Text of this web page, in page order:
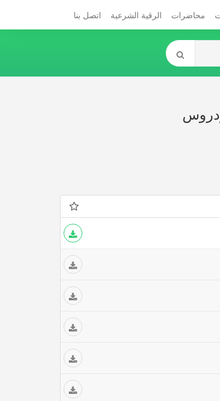
محاضرات الرقية الشرعية اتصل بنا